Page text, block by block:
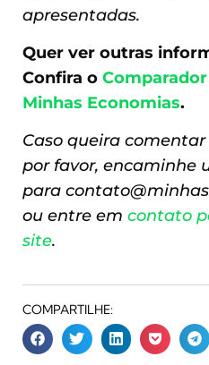
apresentadas.
Quer ver outras
Confira o
Minhas Economias.
Caso queira
por favor, encaminhe
para
ou entre em contato
site.
COMPARTILHE: